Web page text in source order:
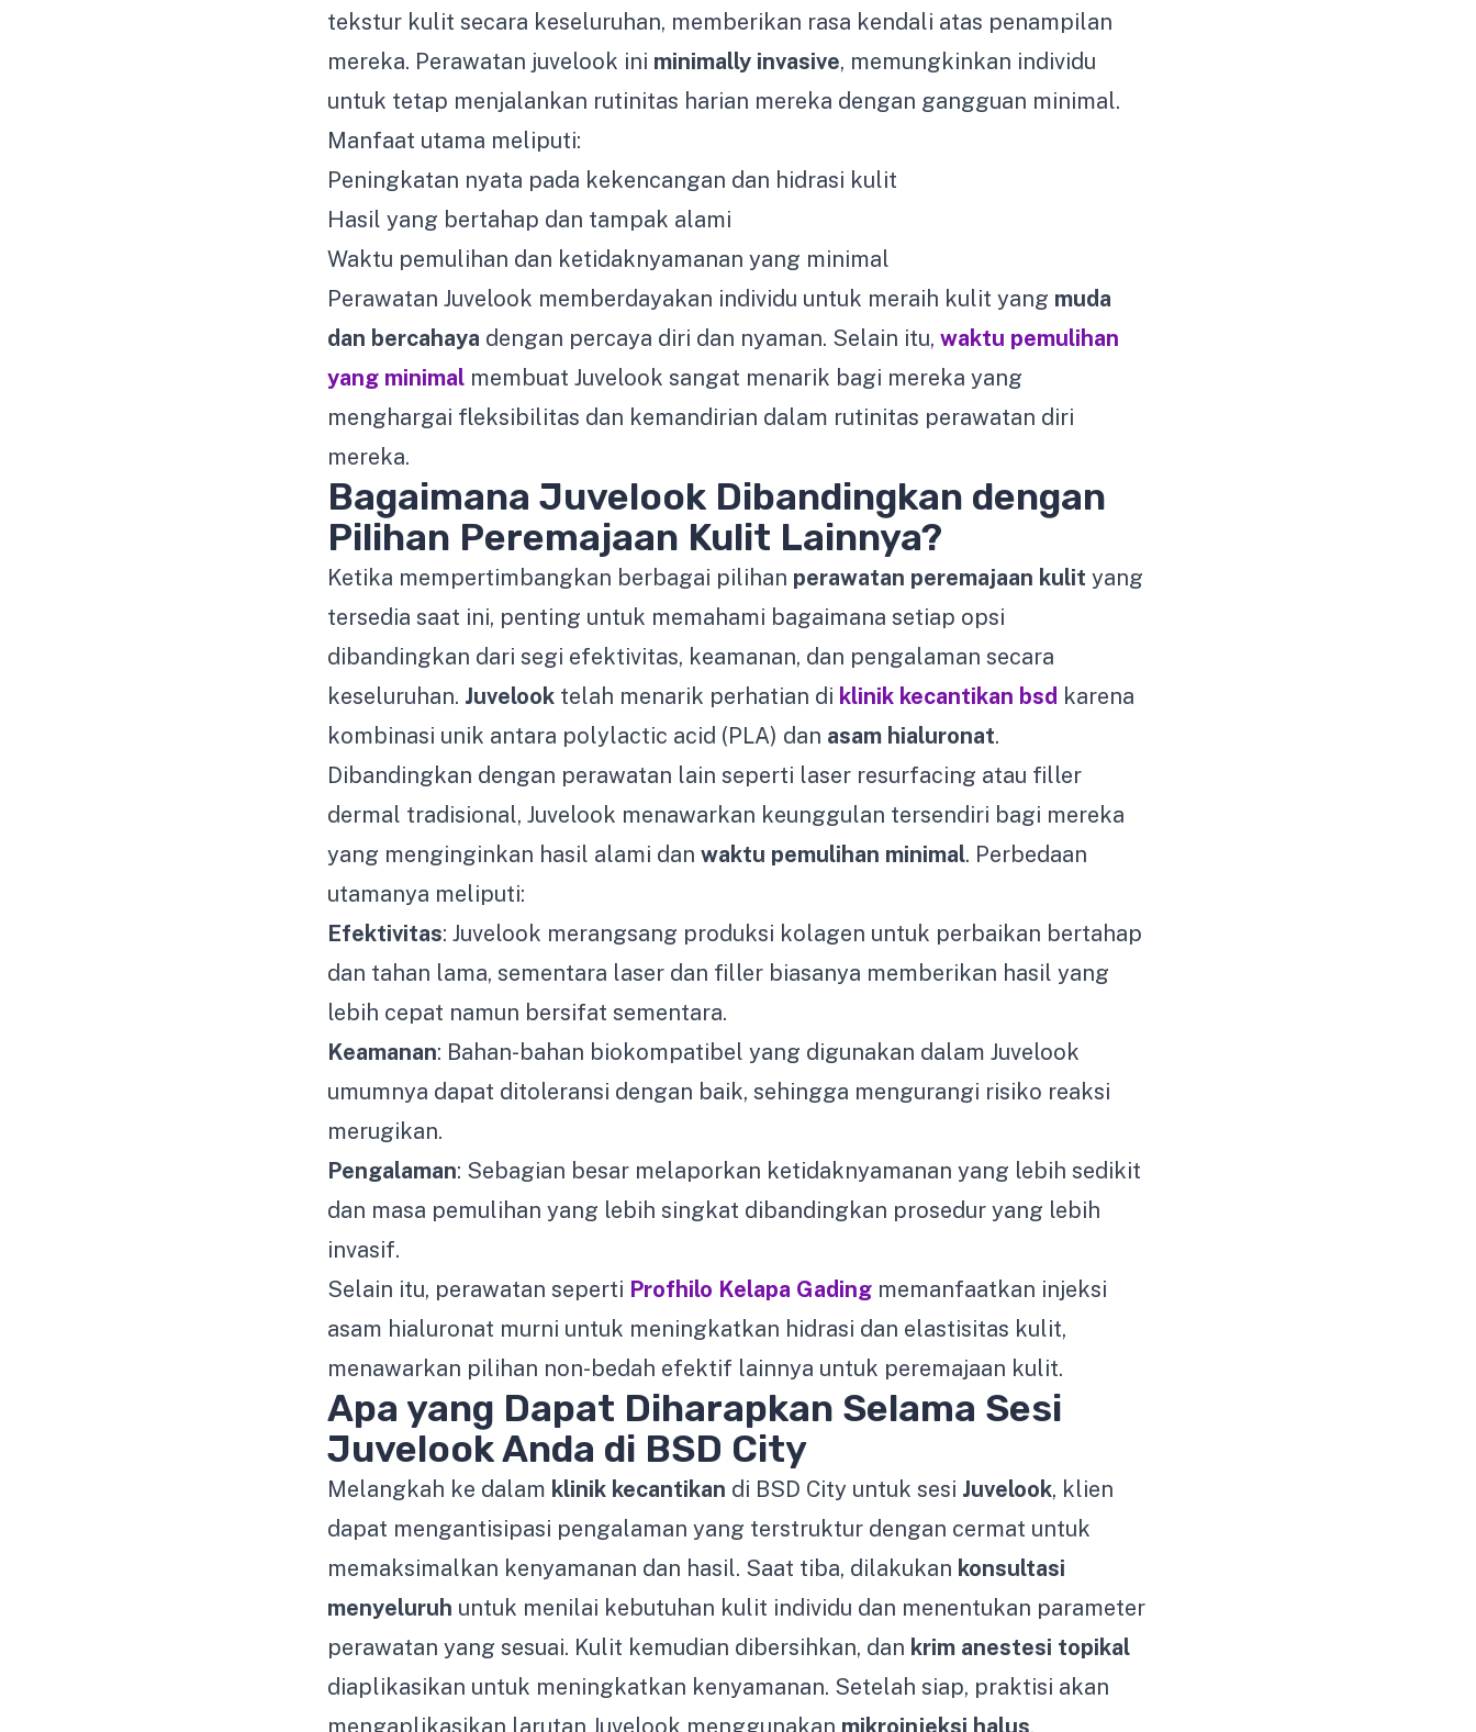
tekstur kulit secara keseluruhan, memberikan rasa kendali atas penampilan
mereka. Perawatan juvelook ini minimally invasive, memungkinkan individu
untuk tetap menjalankan rutinitas harian mereka dengan gangguan minimal.
Manfaat utama meliputi:
Peningkatan nyata pada kekencangan dan hidrasi kulit
Hasil yang bertahap dan tampak alami
Waktu pemulihan dan ketidaknyamanan yang minimal
Perawatan Juvelook memberdayakan individu untuk meraih kulit yang muda
dan bercahaya dengan percaya diri dan nyaman. Selain itu, waktu pemulihan
yang minimal membuat Juvelook sangat menarik bagi mereka yang
menghargai fleksibilitas dan kemandirian dalam rutinitas perawatan diri
mereka.
Bagaimana Juvelook Dibandingkan dengan
Pilihan Peremajaan Kulit Lainnya?
Ketika mempertimbangkan berbagai pilihan perawatan peremajaan kulit yang
tersedia saat ini, penting untuk memahami bagaimana setiap opsi
dibandingkan dari segi efektivitas, keamanan, dan pengalaman secara
keseluruhan. Juvelook telah menarik perhatian di klinik kecantikan bsd karena
kombinasi unik antara polylactic acid (PLA) dan asam hialuronat.
Dibandingkan dengan perawatan lain seperti laser resurfacing atau filler
dermal tradisional, Juvelook menawarkan keunggulan tersendiri bagi mereka
yang menginginkan hasil alami dan waktu pemulihan minimal. Perbedaan
utamanya meliputi:
Efektivitas: Juvelook merangsang produksi kolagen untuk perbaikan bertahap
dan tahan lama, sementara laser dan filler biasanya memberikan hasil yang
lebih cepat namun bersifat sementara.
Keamanan: Bahan-bahan biokompatibel yang digunakan dalam Juvelook
umumnya dapat ditoleransi dengan baik, sehingga mengurangi risiko reaksi
merugikan.
Pengalaman: Sebagian besar melaporkan ketidaknyamanan yang lebih sedikit
dan masa pemulihan yang lebih singkat dibandingkan prosedur yang lebih
invasif.
Selain itu, perawatan seperti Profhilo Kelapa Gading memanfaatkan injeksi
asam hialuronat murni untuk meningkatkan hidrasi dan elastisitas kulit,
menawarkan pilihan non-bedah efektif lainnya untuk peremajaan kulit.
Apa yang Dapat Diharapkan Selama Sesi
Juvelook Anda di BSD City
Melangkah ke dalam klinik kecantikan di BSD City untuk sesi Juvelook, klien
dapat mengantisipasi pengalaman yang terstruktur dengan cermat untuk
memaksimalkan kenyamanan dan hasil. Saat tiba, dilakukan konsultasi
menyeluruh untuk menilai kebutuhan kulit individu dan menentukan parameter
perawatan yang sesuai. Kulit kemudian dibersihkan, dan krim anestesi topikal
diaplikasikan untuk meningkatkan kenyamanan. Setelah siap, praktisi akan
mengaplikasikan larutan Juvelook menggunakan mikroinjeksi halus,